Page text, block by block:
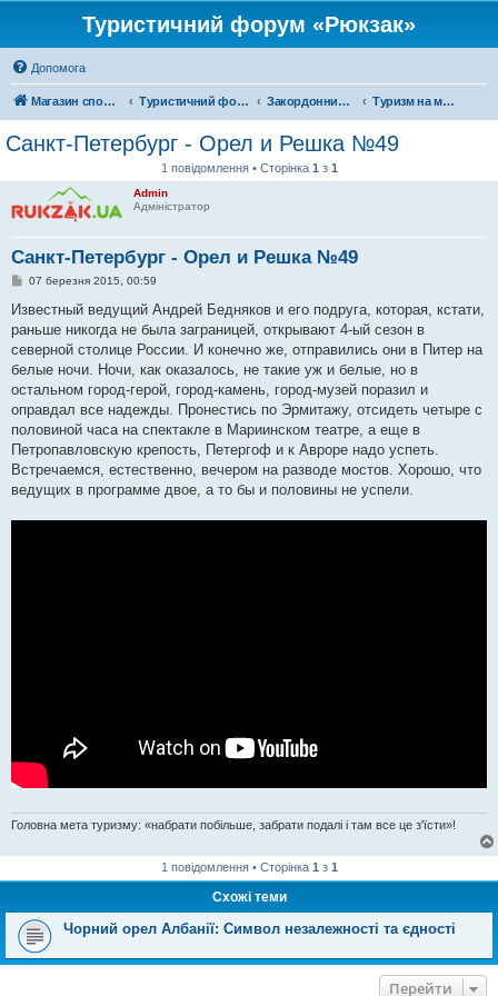
Туристичний форум «Рюкзак»
Допомога
Магазин спорядження Туристичний форум «Рюкзак» Закордонний туризм Туризм на московії
Санкт-Петербург - Орел и Решка №49
1 повідомлення • Сторінка 1 з 1
Admin
Адміністратор
Санкт-Петербург - Орел и Решка №49
П
в
д
о
л
е
н
я
07 березня 2015, 00:59
Известный ведущий Андрей Бедняков и его подруга, которая, кстати,
раньше никогда не была заграницей, открывают 4-ый сезон в
северной столице России. И конечно же, отправились они в Питер на
белые ночи. Ночи, как оказалось, не такие уж и белые, но в
остальном город-герой, город-камень, город-музей поразил и
оправдал все надежды. Пронестись по Эрмитажу, отсидеть четыре с
половиной часа на спектакле в Мариинском театре, а еще в
Петропавловскую крепость, Петергоф и к Авроре надо успеть.
Встречаемся, естественно, вечером на разводе мостов. Хорошо, что
ведущих в программе двое, а то бы и половины не успели.
Головна мета туризму: «набрати побільше, забрати подалі і там все це з'їсти»!
1 повідомлення • Сторінка 1 з 1
Схожі теми
Чорний орел Албанії: Символ незалежності та єдності
Перейти